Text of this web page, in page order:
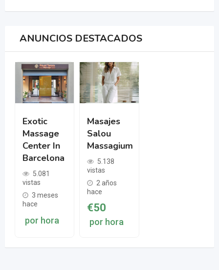
ANUNCIOS DESTACADOS
Exotic
Massage
Center In
Barcelona
5.081
vistas
3 meses
hace
por hora
Masajes
Salou
Massagium
5.138
vistas
2 años
hace
€50
por hora